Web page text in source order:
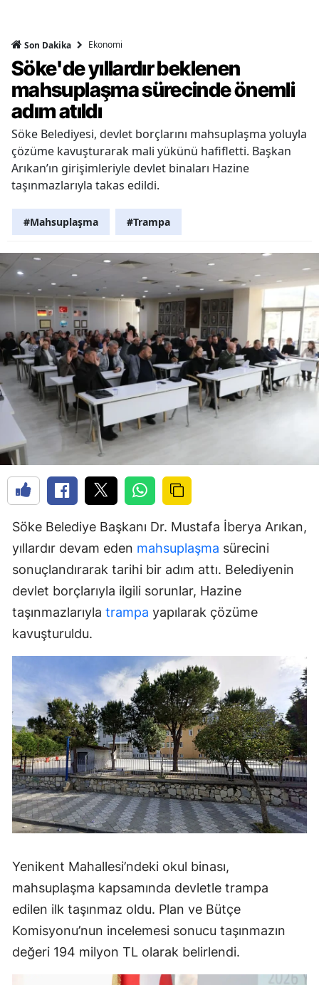
Son Dakika Ekonomi
Söke'de yıllardır beklenen
mahsuplaşma sürecinde önemli
adım atıldı
Söke Belediyesi, devlet borçlarını mahsuplaşma yoluyla
çözüme kavuşturarak mali yükünü hafifletti. Başkan
Arıkan’ın girişimleriyle devlet binaları Hazine
taşınmazlarıyla takas edildi.
#Mahsuplaşma #Trampa
Söke Belediye Başkanı Dr. Mustafa İberya Arıkan,
yıllardır devam eden mahsuplaşma sürecini
sonuçlandırarak tarihi bir adım attı. Belediyenin
devlet borçlarıyla ilgili sorunlar, Hazine
taşınmazlarıyla trampa yapılarak çözüme
kavuşturuldu.
Yenikent Mahallesi’ndeki okul binası,
mahsuplaşma kapsamında devletle trampa
edilen ilk taşınmaz oldu. Plan ve Bütçe
Komisyonu’nun incelemesi sonucu taşınmazın
değeri 194 milyon TL olarak belirlendi.